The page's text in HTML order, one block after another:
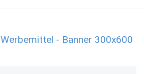
Werbemittel - Banner 300x600